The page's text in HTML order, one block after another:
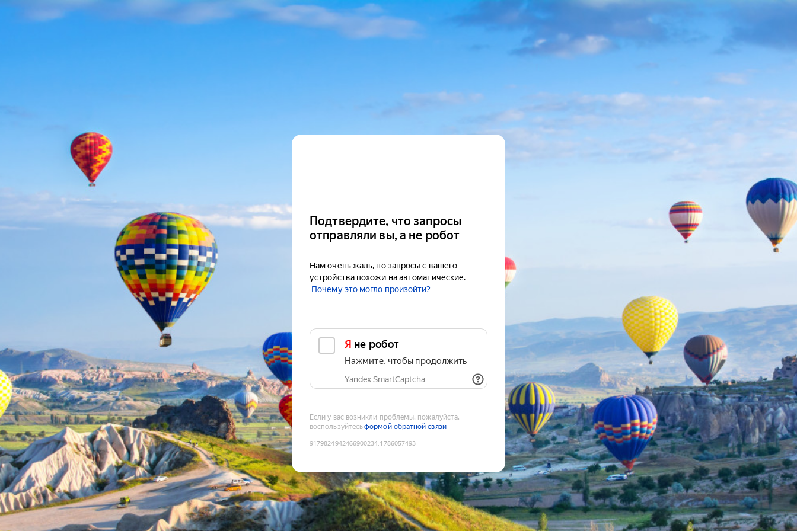
Подтвердите, что запросы
отправляли вы, а не робот
Нам очень жаль, но запросы с вашего
устройства похожи на автоматические.
Почему это могло произойти?
Я не робот
Нажмите, чтобы продолжить
Yandex SmartCaptcha
Если у вас возникли проблемы, пожалуйста,
воспользуйтесьформой обратной связи
9179824942466900234:1786057493